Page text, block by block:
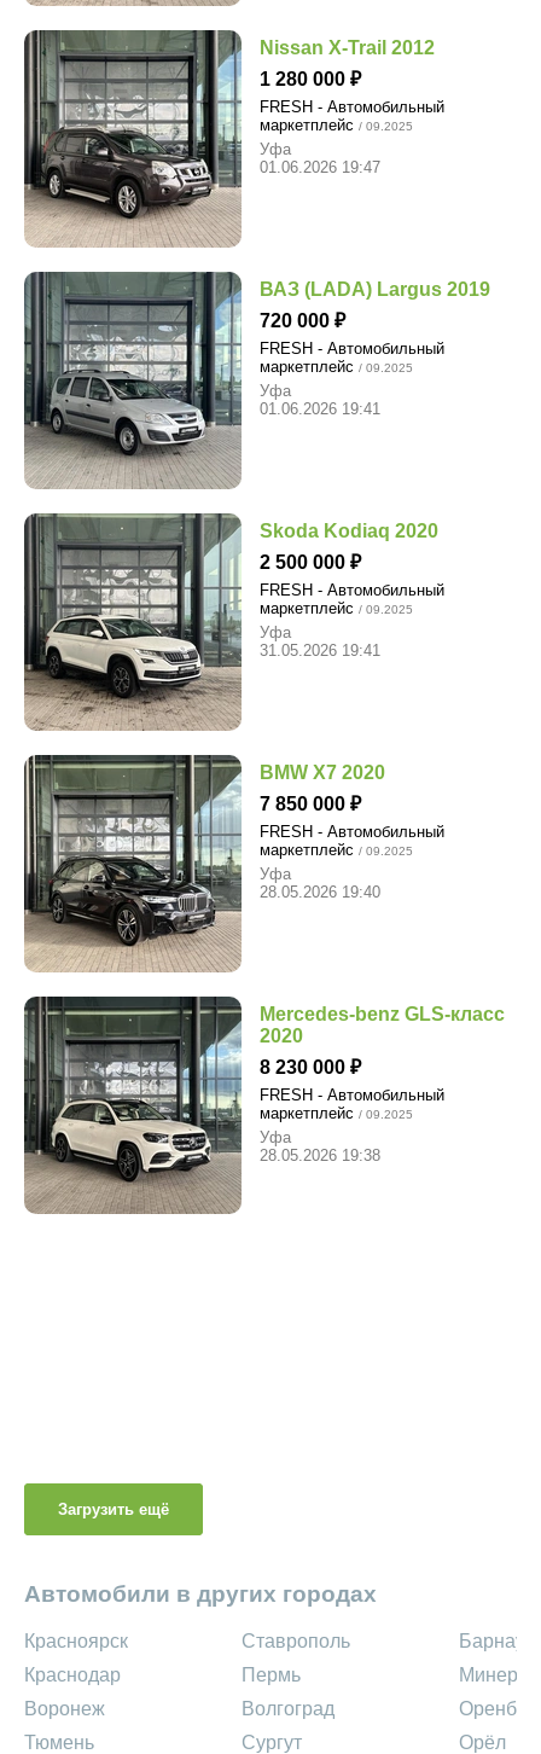
Nissan X-Trail 2012
1 280 000
FRESH - Автомобильный
маркетплейс / 09.2025
Уфа
01.06.2026 19:47
ВАЗ (LADA) Largus 2019
720 000
FRESH - Автомобильный
маркетплейс / 09.2025
Уфа
01.06.2026 19:41
Skoda Kodiaq 2020
2 500 000
FRESH - Автомобильный
маркетплейс / 09.2025
Уфа
31.05.2026 19:41
BMW X7 2020
7 850 000
FRESH - Автомобильный
маркетплейс / 09.2025
Уфа
28.05.2026 19:40
Mercedes-benz GLS-класс
2020
8 230 000
FRESH - Автомобильный
маркетплейс / 09.2025
Уфа
28.05.2026 19:38
Загрузить ещё
Автомобили в других городах
Красноярск
Краснодар
Воронеж
Тюмень
Ставрополь
Пермь
Волгоград
Сургут
Барнаул
Орёл